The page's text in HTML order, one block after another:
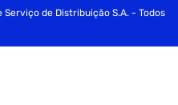
de Distribuição S.A. - Todos